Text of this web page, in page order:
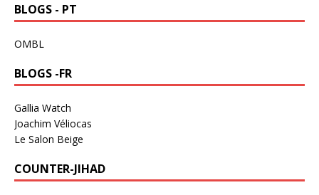
BLOGS - PT
OMBL
BLOGS -FR
Gallia Watch
Joachim Véliocas
Le Salon Beige
COUNTER-JIHAD